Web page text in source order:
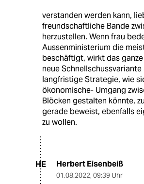
verstanden werden kann,
freundschaftliche Bande
herzustellen. Wenn frau
Aussenministerium die
beschäftigt, wirkt das
neue Schnellschussvariante
langfristige Strategie, wie
ökonomische- Umgang
Blöcken gestalten könnte,
gerade beweist, ebenfalls
zu wollen.
HE Herbert Eisenbeiß
01.08.2022, 09:39 Uhr